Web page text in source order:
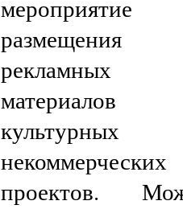
мероприятие
размещения
рекламных
материалов
культурных
некоммерческих
проектов.